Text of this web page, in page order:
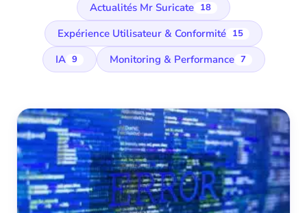
Actualités Mr Suricate 18
Expérience Utilisateur & Conformité 15
IA 9 Monitoring & Performance 7